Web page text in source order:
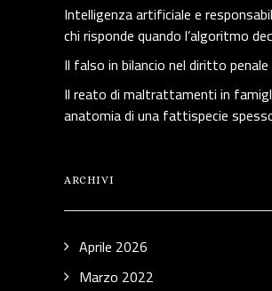
Intelligenza artificiale e
chi risponde quando l’algoritmo
Il falso in bilancio nel diritto
Il reato di maltrattamenti in
anatomia di una fattispecie
ARCHIVI
Aprile 2026
Marzo 2022